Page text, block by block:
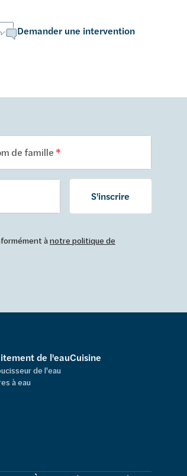
Demander une intervention
de famille
S'inscrire
ànotre politique de
de l'eau
de l'eau
à eau
Cuisine